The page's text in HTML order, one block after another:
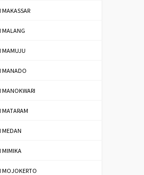
MAKASSAR
MALANG
MAMUJU
MANADO
MANOKWARI
MATARAM
MEDAN
MIMIKA
MOJOKERTO